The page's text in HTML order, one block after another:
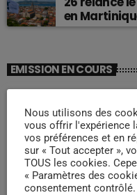
en
EMISSION EN COURS
Nous utilisons des
vous offrir l'expérience
vos préférences et en
sur « Tout accepter »,
TOUS les cookies.
« Paramètres des
consentement contrôlé.